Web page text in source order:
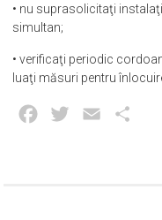
• nu suprasolicitaţi
simultan;
• verificaţi periodic
luaţi măsuri pentru
Facebook
Twitter Email